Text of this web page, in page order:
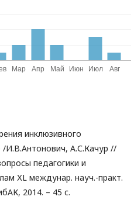
инклюзивного
/И.В.Антонович, А.С.Качур //
педагогики и
ХL междунар. науч.-практ.
2014. – 45 с.